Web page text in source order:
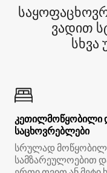
ვადით
სხვა
კეთილმოწყობილი
საცხოვრებლები
სრულად
სამზარეულოებით